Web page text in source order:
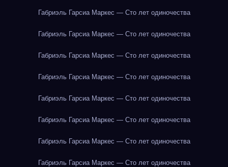
Габриэль Гарсиа Маркес — Сто лет одиночества
Габриэль Гарсиа Маркес — Сто лет одиночества
Габриэль Гарсиа Маркес — Сто лет одиночества
Габриэль Гарсиа Маркес — Сто лет одиночества
Габриэль Гарсиа Маркес — Сто лет одиночества
Габриэль Гарсиа Маркес — Сто лет одиночества
Габриэль Гарсиа Маркес — Сто лет одиночества
Габриэль Гарсиа Маркес — Сто лет одиночества